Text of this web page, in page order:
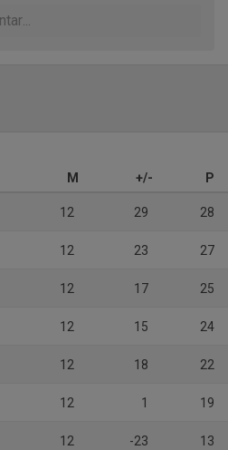
M +/- P
12 29 28
12 23 27
12 17 25
12 15 24
12 18 22
12 1 19
12 -23 13